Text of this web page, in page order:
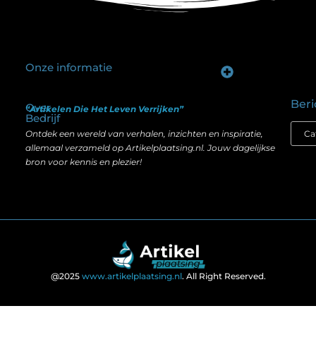
Over
Bedrijf
“Artikelen Die Het Leven Verrijken”
Ontdek een wereld van verhalen, inzichten en inspiratie,
allemaal verzameld op Artikelplaatsing.nl. Jouw dagelijkse
bron voor kennis en plezier!
Onze informatie
@2025 www.artikelplaatsing.nl. All Right Reserved.